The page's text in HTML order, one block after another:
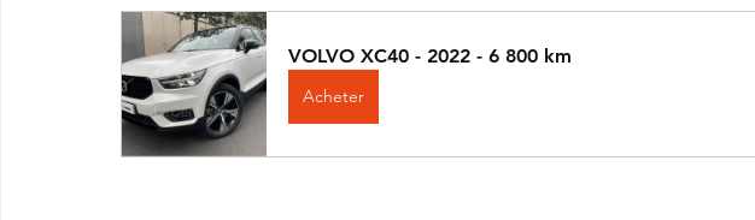
VOLVO XC40 - 2022 - 6 800 km
Acheter